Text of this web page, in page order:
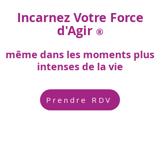
Incarnez Votre Force
d'Agir ®
même dans les moments plus
intenses de la vie
Prendre RDV